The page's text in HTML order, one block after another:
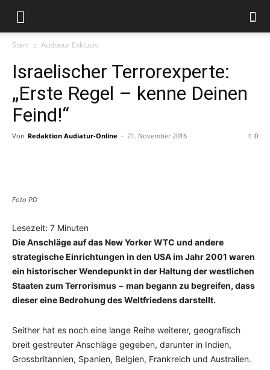
Start Audiatur Exklusiv
Israelischer Terrorexperte:
„Erste Regel – kenne Deinen
Feind!“
Von Redaktion Audiatur-Online - 21. November 2016 0
Foto PD
Lesezeit: 7 Minuten
Die Anschläge auf das New Yorker WTC und andere
strategische Einrichtungen in den USA im Jahr 2001 waren
ein historischer Wendepunkt in der Haltung der westlichen
Staaten zum Terrorismus − man begann zu begreifen, dass
dieser eine Bedrohung des Weltfriedens darstellt.
Seither hat es noch eine lange Reihe weiterer, geografisch
breit gestreuter Anschläge gegeben, darunter in Indien,
Grossbritannien, Spanien, Belgien, Frankreich und Australien.